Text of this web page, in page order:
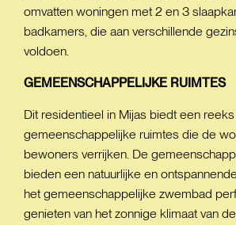
omvatten woningen met 2 en 3
badkamers, die aan verschillende
voldoen.
GEMEENSCHAPPELIJKE RUIMTES
Dit residentieel in Mijas biedt een reeks
gemeenschappelijke ruimtes die de
bewoners verrijken. De
bieden een natuurlijke en
het gemeenschappelijke zwembad
genieten van het zonnige klimaat van